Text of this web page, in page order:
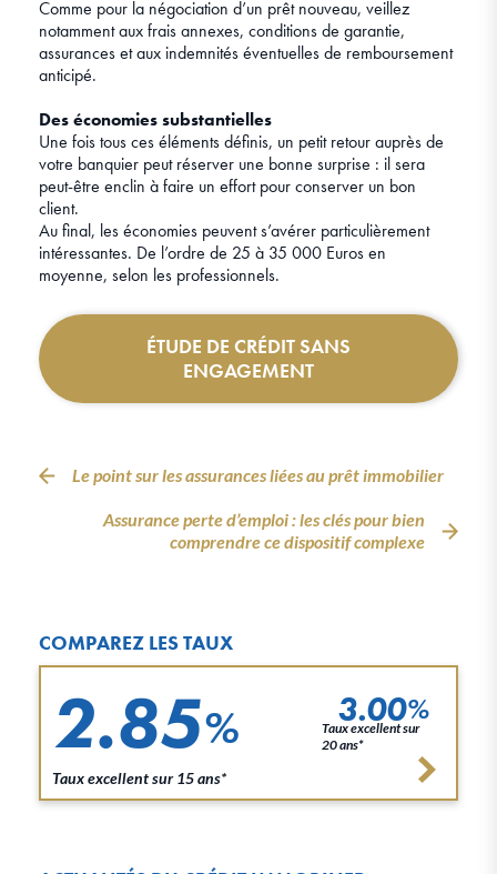
Comme pour la négociation d’un prêt nouveau, veillez
notamment aux frais annexes, conditions de garantie,
assurances et aux indemnités éventuelles de remboursement
anticipé.
Des économies substantielles
Une fois tous ces éléments définis, un petit retour auprès de
votre banquier peut réserver une bonne surprise : il sera
peut-être enclin à faire un effort pour conserver un bon
client.
Au final, les économies peuvent s’avérer particulièrement
intéressantes. De l’ordre de 25 à 35 000 Euros en
moyenne, selon les professionnels.
ÉTUDE DE CRÉDIT SANS
ENGAGEMENT
Le point sur les assurances liées au prêt immobilier
Assurance perte d’emploi : les clés pour bien
comprendre ce dispositif complexe
COMPAREZ LES TAUX
2.85%
Taux excellent sur 15 ans*
3.00%
Taux excellent sur
20 ans*